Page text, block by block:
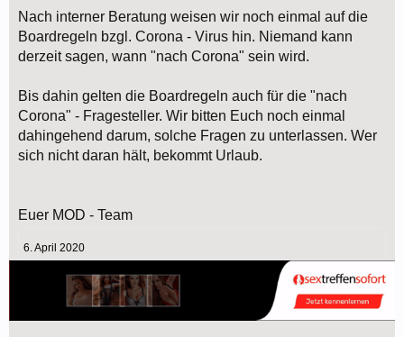
Nach interner Beratung weisen wir noch einmal auf die
Boardregeln bzgl. Corona - Virus hin. Niemand kann
derzeit sagen, wann "nach Corona" sein wird.
Bis dahin gelten die Boardregeln auch für die "nach
Corona" - Fragesteller. Wir bitten Euch noch einmal
dahingehend darum, solche Fragen zu unterlassen. Wer
sich nicht daran hält, bekommt Urlaub.
Euer MOD - Team
6. April 2020